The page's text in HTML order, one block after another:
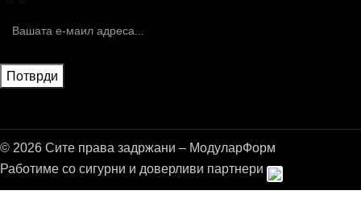
© 2026 Сите права задржани – МодуларФорм
Работиме со сигурни и доверливи партнери